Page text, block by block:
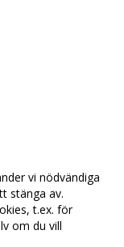
vi nödvändiga
stänga av.
t.ex. för
om du vill